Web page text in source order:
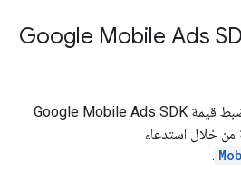
Google Mobile Ads
قيمةGoogle Mobile Ads SDK
خلال استدعاء
.